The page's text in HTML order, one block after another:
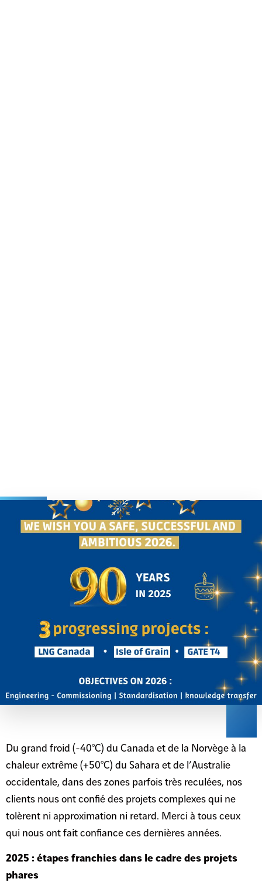
Du grand froid (-40°C) du Canada et de la Norvège à la
chaleur extrême (+50°C) du Sahara et de l’Australie
occidentale, dans des zones parfois très reculées, nos
clients nous ont confié des projets complexes qui ne
tolèrent ni approximation ni retard. Merci à tous ceux
qui nous ont fait confiance ces dernières années.
2025 : étapes franchies dans le cadre des projets
phares